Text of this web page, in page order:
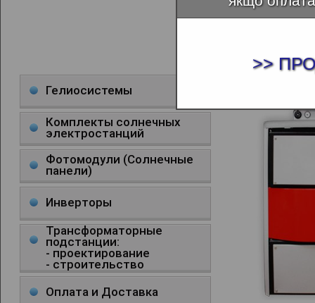
Гелиосистемы
Комплекты солнечных
электростанций
Фотомодули (Солнечные
панели)
Инверторы
Трансформаторные
подстанции:
- проектирование
- строительство
Оплата и Доставка
>>